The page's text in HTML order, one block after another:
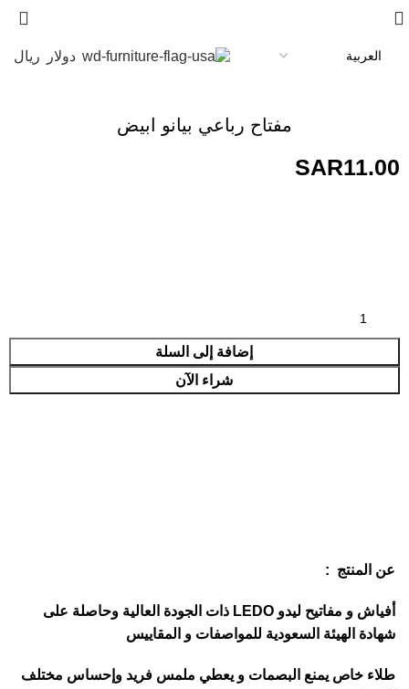
دولار ريال
مفتاح رباعي بيانو ابيض
SAR11.00
إضافة إلى السلة
شراء الآن
عن المنتج :
أفياش و مفاتيح ليدو LEDO ذات الجودة العالية وحاصلة على
شهادة الهيئة السعودية للمواصفات و المقاييس
طلاء خاص يمنع البصمات و يعطي ملمس فريد وإحساس مختلف